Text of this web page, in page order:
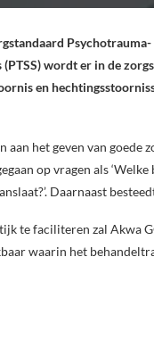
wordt er in de
en
aan het geven van
op vragen als ‘Welke
Daarnaast
te faciliteren zal Akwa
waarin het